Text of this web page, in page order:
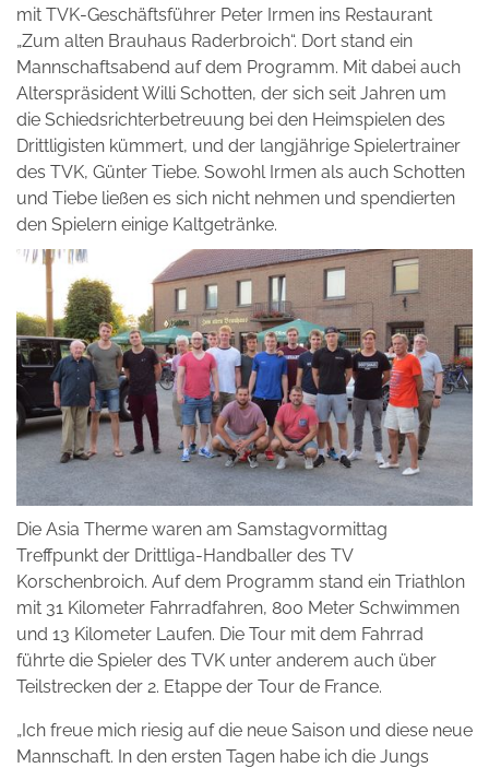
mit TVK-Geschäftsführer Peter Irmen ins Restaurant
„Zum alten Brauhaus Raderbroich“. Dort stand ein
Mannschaftsabend auf dem Programm. Mit dabei auch
Alterspräsident Willi Schotten, der sich seit Jahren um
die Schiedsrichterbetreuung bei den Heimspielen des
Drittligisten kümmert, und der langjährige Spielertrainer
des TVK, Günter Tiebe. Sowohl Irmen als auch Schotten
und Tiebe ließen es sich nicht nehmen und spendierten
den Spielern einige Kaltgetränke.
Die Asia Therme waren am Samstagvormittag
Treffpunkt der Drittliga-Handballer des TV
Korschenbroich. Auf dem Programm stand ein Triathlon
mit 31 Kilometer Fahrradfahren, 800 Meter Schwimmen
und 13 Kilometer Laufen. Die Tour mit dem Fahrrad
führte die Spieler des TVK unter anderem auch über
Teilstrecken der 2. Etappe der Tour de France.
„Ich freue mich riesig auf die neue Saison und diese neue
Mannschaft. In den ersten Tagen habe ich die Jungs